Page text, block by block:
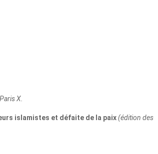
X.
islamistes et défaite de la paix(édition des